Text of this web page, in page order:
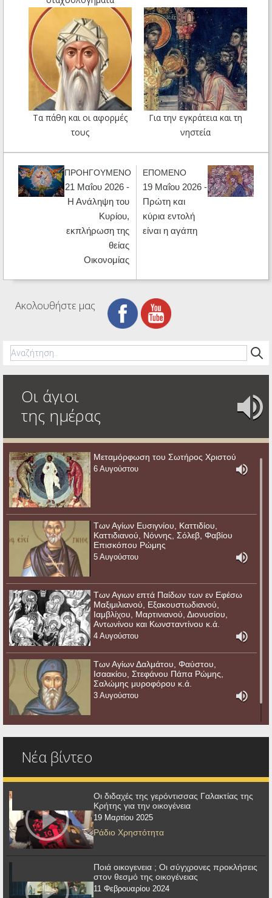
Τα πάθη και οι αφορμές
τους
Για την εγκράτεια και τη
νηστεία
ΠΡΟΗΓΟΥΜΕΝΟ
21 Μαΐου 2026 -
Η Ανάληψη του
Κυρίου,
εκπλήρωση της
θείας
Οικονομίας
ΕΠΟΜΕΝΟ
19 Μαΐου 2026 -
Πρώτη και
κύρια εντολή
είναι η αγάπη
Ακολουθήστε μας
Οι άγιοι
της ημέρας
Μεταμόρφωση του Σωτήρος Χριστού
6 Αυγούστου
Των Αγίων Ευσιγνίου, Καττιδίου,
Καττιδιανού, Νόννης, Σόλεβ, Φαβίου
Επισκόπου Ρώμης
5 Αυγούστου
Των Αγιων επτά Παίδων των εν Εφέσω
Μαξιμιλιανού, Εξακουστωδιανού,
Ιαμβλίχου, Μαρτινιανού, Διονυσίου,
Αντωνίνου και Κωνσταντίνου κ.ά.
4 Αυγούστου
Των Αγίων Δαλμάτου, Φαύστου,
Ισαακίου, Στεφάνου Πάπα Ρώμης,
Σαλώμης μυροφόρου κ.ά.
3 Αυγούστου
Νέα βίντεο
Οι διδαχές της γερόντισσας Γαλακτίας της
Κρήτης για την οικογένεια
19 Μαρτίου 2025
Ράδιο Χρηστότητα
Ποιά οικογενεια ; Οι σύγχρονες προκλήσεις
στον θεσμό της οικογένειας
11 Φεβρουαρίου 2024